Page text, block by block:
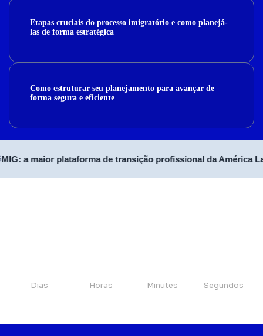
Etapas cruciais do processo imigratório e como planejá-
las de forma estratégica
Como estruturar seu planejamento para avançar de
forma segura e eficiente
a maior plataforma de transição profissional da América
Dias Horas Minutes Segundos